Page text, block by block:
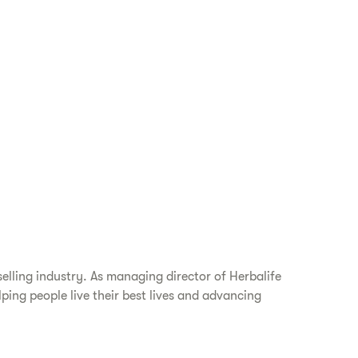
industry. As managing director of Herbalife
people live their best lives and advancing